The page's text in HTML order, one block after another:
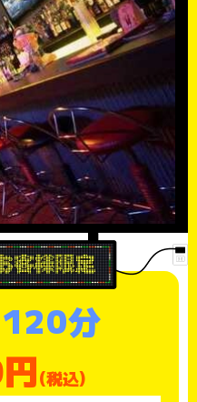
120分
(税込)